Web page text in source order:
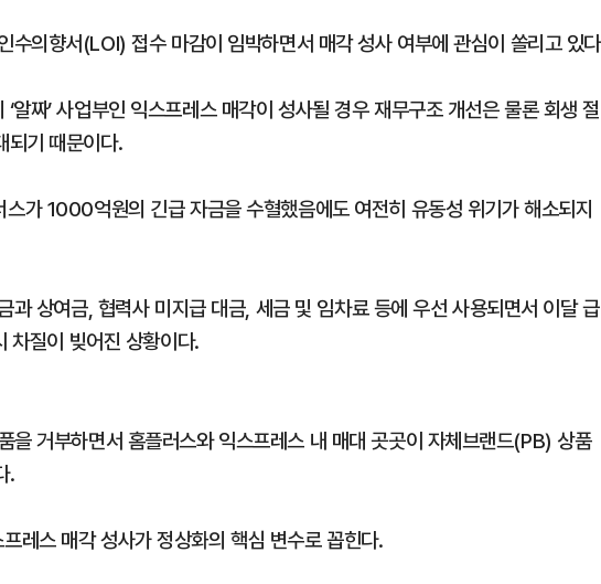
수의향서(LOI) 접수 마감이 임박하면서 매각 성사 여부에 관심이 쏠리고 있
알짜’ 사업부인 익스프레스 매각이 성사될 경우 재무구조 개선은 물론 회생 절
되기 때문이다.
가 1000억원의 긴급 자금을 수혈했음에도 여전히 유동성 위기가 해소되지
상여금, 협력사 미지급 대금, 세금 및 임차료 등에 우선 사용되면서 이달 급
차질이 빚어진 상황이다.
을 거부하면서 홈플러스와 익스프레스 내 매대 곳곳이 자체브랜드(PB) 상품
.
레스 매각 성사가 정상화의 핵심 변수로 꼽힌다.